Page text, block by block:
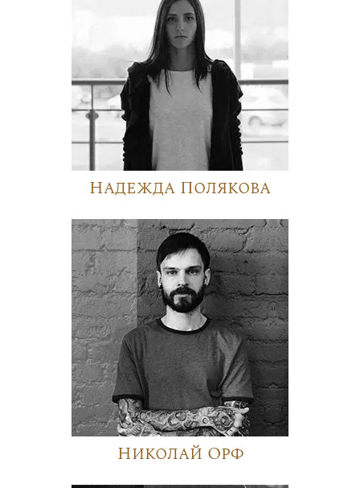
Надежда Полякова
Николай Орф